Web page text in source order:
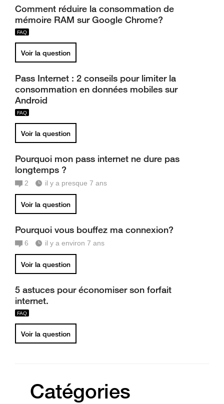
Comment réduire la consommation de
mémoire RAM sur Google Chrome?
Voir la question
Pass Internet : 2 conseils pour limiter la
consommation en données mobiles sur
Android
Voir la question
Pourquoi mon pass internet ne dure pas
longtemps ?
2 il y a presque 7 ans
Voir la question
Pourquoi vous bouffez ma connexion?
6 il y a environ 7 ans
Voir la question
5 astuces pour économiser son forfait
internet.
Voir la question
Catégories